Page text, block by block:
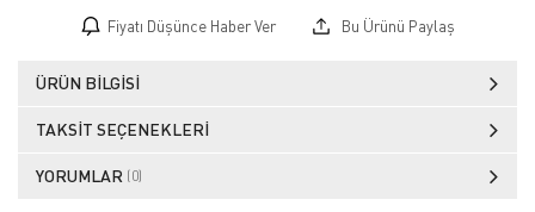
Fiyatı Düşünce Haber Ver Bu Ürünü Paylaş
ÜRÜN BILGISI
TAKSIT SEÇENEKLERI
YORUMLAR (0)